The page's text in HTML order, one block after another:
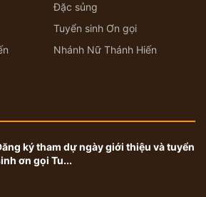
Đặc sủng
Tuyển sinh Ơn gọi
Nhánh Nữ Thánh Hiến
ký tham dự ngày giới thiệu và tuyển
ơn gọi Tu...